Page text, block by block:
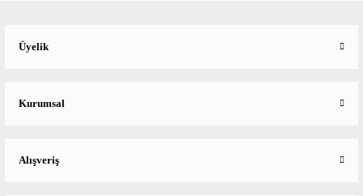
Üyelik
Kurumsal
Alışveriş